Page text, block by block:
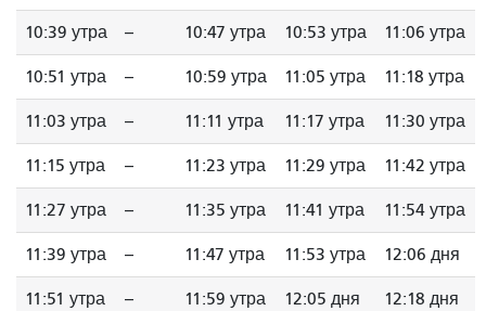
10:39 утра -- 10:47 утра 10:53 утра 11:06 утра
10:51 утра -- 10:59 утра 11:05 утра 11:18 утра
11:03 утра -- 11:11 утра 11:17 утра 11:30 утра
11:15 утра -- 11:23 утра 11:29 утра 11:42 утра
11:27 утра -- 11:35 утра 11:41 утра 11:54 утра
11:39 утра -- 11:47 утра 11:53 утра 12:06 дня
11:51 утра -- 11:59 утра 12:05 дня 12:18 дня